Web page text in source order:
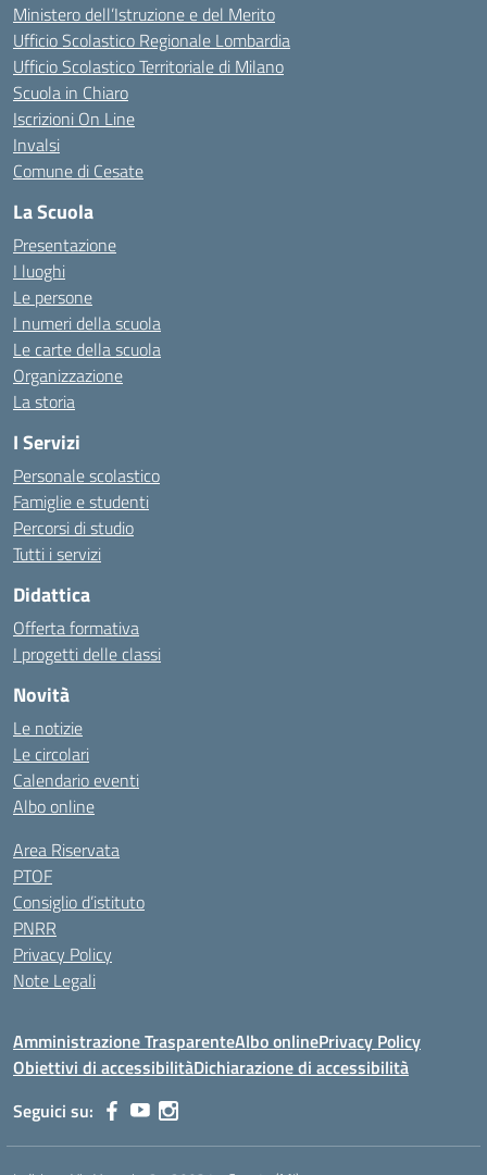
Ministero dell’Istruzione e del Merito
Ufficio Scolastico Regionale Lombardia
Ufficio Scolastico Territoriale di Milano
Scuola in Chiaro
Iscrizioni On Line
Invalsi
Comune di Cesate
La Scuola
Presentazione
I luoghi
Le persone
I numeri della scuola
Le carte della scuola
Organizzazione
La storia
I Servizi
Personale scolastico
Famiglie e studenti
Percorsi di studio
Tutti i servizi
Didattica
Offerta formativa
I progetti delle classi
Novità
Le notizie
Le circolari
Calendario eventi
Albo online
Area Riservata
PTOF
Consiglio d’istituto
PNRR
Privacy Policy
Note Legali
Amministrazione TrasparenteAlbo onlinePrivacy Policy
Obiettivi di accessibilitàDichiarazione di accessibilità
Seguici su: